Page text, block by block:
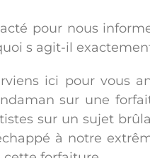
pour nous
s agit-il
ici pour vous
sur une
sur un sujet
à notre